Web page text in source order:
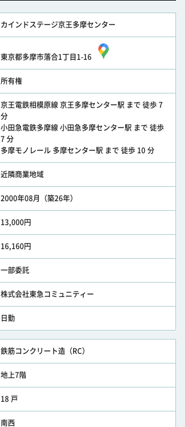
カインドステージ京王多摩センター
東京都多摩市落合1丁目1-16
所有権
京王電鉄相模原線 京王多摩センター駅 まで 徒歩 7
分
小田急電鉄多摩線 小田急多摩センター駅 まで 徒歩
7 分
多摩モノレール 多摩センター駅 まで 徒歩 10 分
近隣商業地域
2000年08月（築26年）
13,000円
16,160円
一部委託
株式会社東急コミュニティー
日勤
鉄筋コンクリート造（RC）
地上7階
18 戸
南西